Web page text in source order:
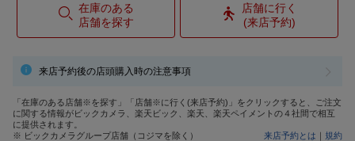
在庫のある
店舗を探す
店舗に行く
(来店予約)
来店予約後の店頭購入時の注意事項
「在庫のある店舗※を探す」「店舗※に行く(来店予約)」をクリックすると、ご注文
に関する情報がビックカメラ、楽天ビック、楽天、楽天ペイメントの４社間で相互
に提供されます。
※ ビックカメラグループ店舗（コジマを除く）
来店予約とは ｜ 規約